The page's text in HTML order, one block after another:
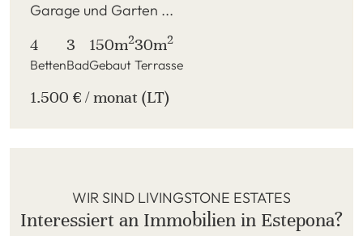
Garage und Garten ...
4
Betten
3
Bad
150m2
Gebaut
30m2
Terrasse
1.500 € / monat (LT)
WIR SIND LIVINGSTONE ESTATES
Interessiert an Immobilien in Estepona?